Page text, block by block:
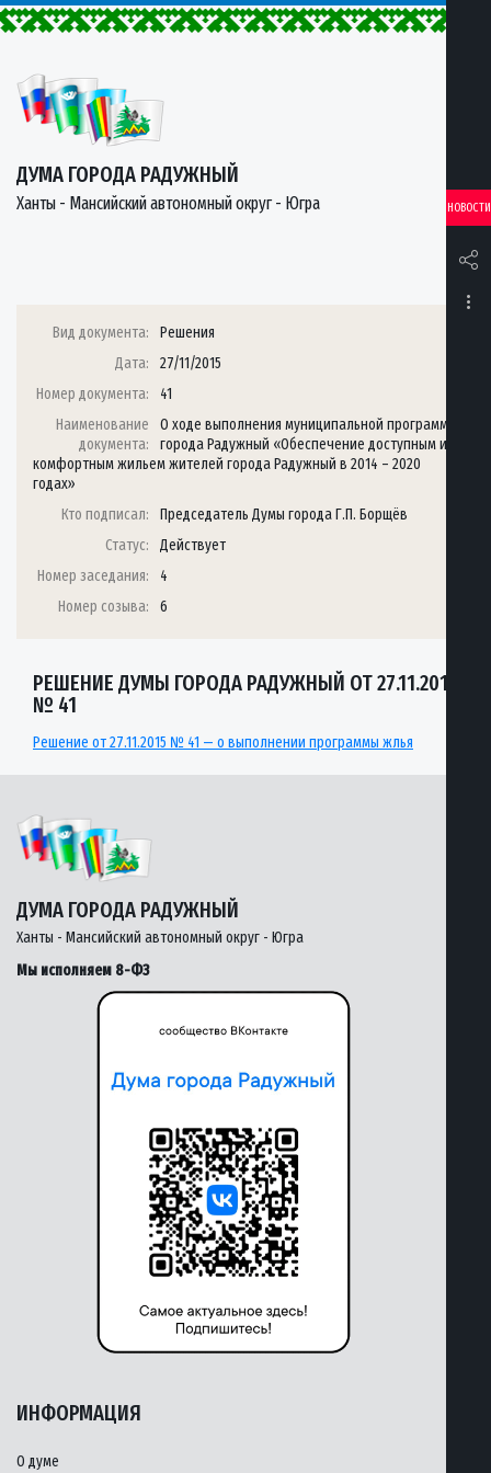
ДУМА ГОРОДА РАДУЖНЫЙ
Ханты - Мансийский автономный округ - Югра НОВОСТИ
Вид документа:
Решения
Дата:
27/11/2015
Номер документа:
41
Наименование
документа:
О ходе выполнения муниципальной программы
города Радужный «Обеспечение доступным и
комфортным жильем жителей города Радужный в 2014 – 2020
годах»
Кто подписал:
Председатель Думы города Г.П. Борщёв
Статус:
Действует
Номер заседания:
4
Номер созыва:
6
РЕШЕНИЕ ДУМЫ ГОРОДА РАДУЖНЫЙ ОТ 27.11.2015
№ 41
Решение от 27.11.2015 № 41 — о выполнении программы жлья
ДУМА ГОРОДА РАДУЖНЫЙ
Ханты - Мансийский автономный округ - Югра
Мы исполняем 8-ФЗ
ИНФОРМАЦИЯ
О думе